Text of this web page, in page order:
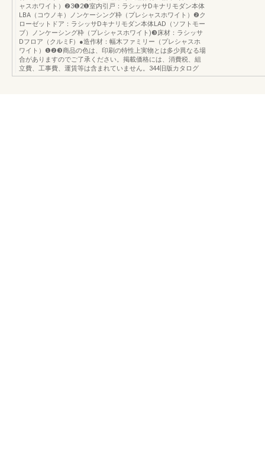
ャスホワイト）❷3❶2❶室内引戸：ラシッサDキナリモダン本体
LBA（コウノキ）ノンケーシング枠（プレシャスホワイト）❷ク
ローゼットドア：ラシッサDキナリモダン本体LAD（ソフトモー
ブ）ノンケーシング枠（プレシャスホワイト)❸床材：ラシッサ
Dフロア（クルミF）●造作材：幅木ファミリー（プレシャスホ
ワイト）❶❷❸商品の色は、印刷の特性上実物とは多少異なる場
合がありますのでご了承ください。掲載価格には、消費税、組
立費、工事費、運賃等は含まれていません。344旧版カタログ